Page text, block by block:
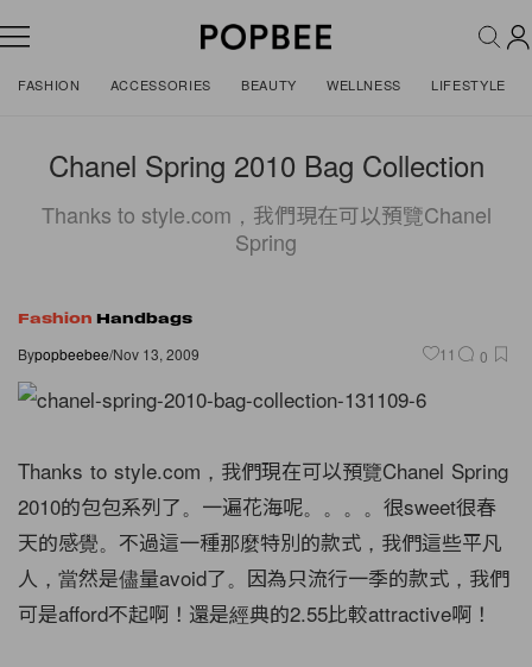
FASHION ACCESSORIES BEAUTY WELLNESS LIFESTYLE
Chanel Spring 2010 Bag Collection
Thanks to style.com，我們現在可以預覽Chanel
Spring
Fashion Handbags
Bypopbeebee/Nov 13, 2009 11 0
Thanks to style.com，我們現在可以預覽Chanel Spring
2010的包包系列了。一遍花海呢。。。。很sweet很春
天的感覺。不過這一種那麼特別的款式，我們這些平凡
人，當然是儘量avoid了。因為只流行一季的款式，我們
可是afford不起啊！還是經典的2.55比較attractive啊！